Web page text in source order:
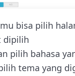
bisa pilih
dipilih
pilih bahasa
tema yang